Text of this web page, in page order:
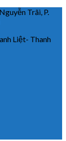
Trãi, P.
Liệt- Thanh